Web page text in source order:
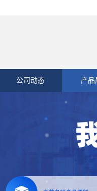
公司动态 产品